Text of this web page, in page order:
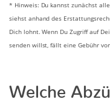
* Hinweis: Du kannst zunächst
siehst anhand des
Dich lohnt. Wenn Du Zugriff auf
senden willst, fällt eine Gebühr
Welche